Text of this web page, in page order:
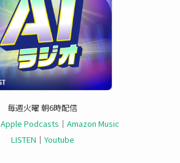
毎週火曜 朝6時配信
Apple Podcasts ｜ Amazon Music
LISTEN ｜ Youtube